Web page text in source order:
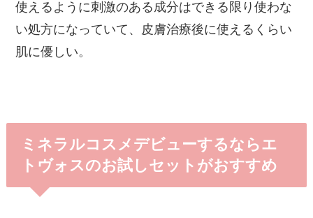
使えるように刺激のある成分はできる限り使わな
い処方になっていて、皮膚治療後に使えるくらい
肌に優しい。
ミネラルコスメデビューするならエ
トヴォスのお試しセットがおすすめ